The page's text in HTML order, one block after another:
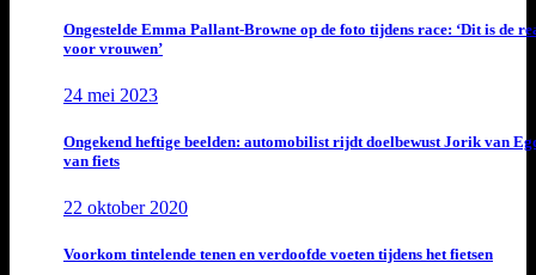
Ongestelde Emma Pallant-Browne op de foto tijdens race: ‘Dit is de
voor vrouwen’
24 mei 2023
Ongekend heftige beelden: automobilist rijdt doelbewust Jorik van
van fiets
22 oktober 2020
Voorkom tintelende tenen en verdoofde voeten tijdens het fietsen